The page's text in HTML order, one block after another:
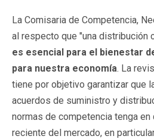
La Comisaria de Competencia,
al respecto que "una distribución
es esencial para el bienestar
para nuestra economía. La
tiene por objetivo garantizar que
acuerdos de suministro y
normas de competencia tenga en
reciente del mercado, en